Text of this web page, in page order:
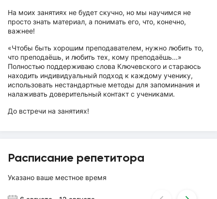
На моих занятиях не будет скучно, но мы научимся не
просто знать материал, а понимать его, что, конечно,
важнее!
«Чтобы быть хорошим преподавателем, нужно любить то,
что преподаёшь, и любить тех, кому преподаёшь...»
Полностью поддерживаю слова Ключевского и стараюсь
находить индивидуальный подход к каждому ученику,
использовать нестандартные методы для запоминания и
налаживать доверительный контакт с учениками.
До встречи на занятиях!
Расписание репетитора
Указано ваше местное время